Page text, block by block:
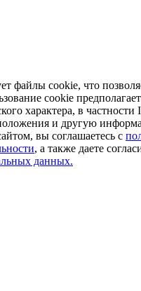
файлы cookie, что
cookie
характера, в частности
и другую
вы соглашаетесь с
, а также даете
данных.